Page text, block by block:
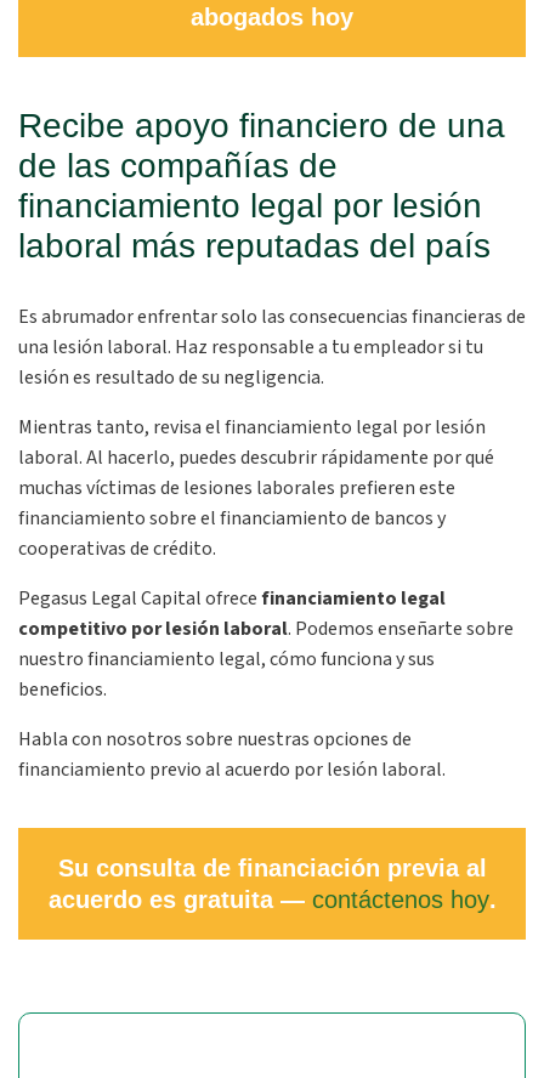
abogados hoy
Recibe apoyo financiero de una
de las compañías de
financiamiento legal por lesión
laboral más reputadas del país
Es abrumador enfrentar solo las consecuencias financieras de
una lesión laboral. Haz responsable a tu empleador si tu
lesión es resultado de su negligencia.
Mientras tanto, revisa el financiamiento legal por lesión
laboral. Al hacerlo, puedes descubrir rápidamente por qué
muchas víctimas de lesiones laborales prefieren este
financiamiento sobre el financiamiento de bancos y
cooperativas de crédito.
Pegasus Legal Capital ofrecefinanciamiento legal
competitivo por lesión laboral. Podemos enseñarte sobre
nuestro financiamiento legal, cómo funciona y sus
beneficios.
Habla con nosotros sobre nuestras opciones de
financiamiento previo al acuerdo por lesión laboral.
Su consulta de financiación previa al
acuerdo es gratuita — contáctenos hoy.